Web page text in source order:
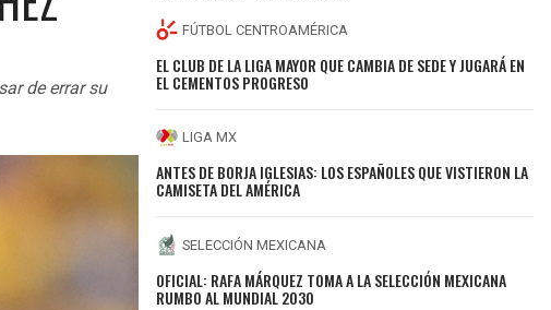
de errar su
FÚTBOL CENTROAMÉRICA
EL CLUB DE LA LIGA MAYOR QUE CAMBIA DE SEDE Y JUGARÁ EN
EL CEMENTOS PROGRESO
LIGA MX
ANTES DE BORJA IGLESIAS: LOS ESPAÑOLES QUE VISTIERON LA
CAMISETA DEL AMÉRICA
SELECCIÓN MEXICANA
OFICIAL: RAFA MÁRQUEZ TOMA A LA SELECCIÓN MEXICANA
RUMBO AL MUNDIAL 2030